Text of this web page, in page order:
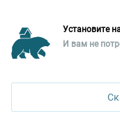
Уральская палата
ул. Горького, 65, 0
Установите
И вам не